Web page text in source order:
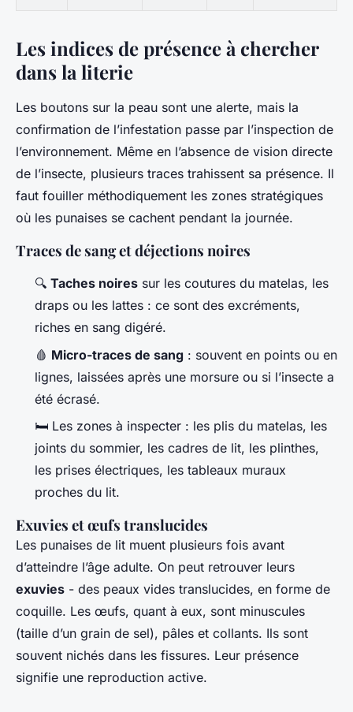
Les indices de présence à chercher
dans la literie
Les boutons sur la peau sont une alerte, mais la
confirmation de l’infestation passe par l’inspection de
l’environnement. Même en l’absence de vision directe
de l’insecte, plusieurs traces trahissent sa présence. Il
faut fouiller méthodiquement les zones stratégiques
où les punaises se cachent pendant la journée.
Traces de sang et déjections noires
🔍 Taches noires sur les coutures du matelas, les
draps ou les lattes : ce sont des excréments,
riches en sang digéré.
🩸 Micro-traces de sang : souvent en points ou en
lignes, laissées après une morsure ou si l’insecte a
été écrasé.
🛏️ Les zones à inspecter : les plis du matelas, les
joints du sommier, les cadres de lit, les plinthes,
les prises électriques, les tableaux muraux
proches du lit.
Exuvies et œufs translucides
Les punaises de lit muent plusieurs fois avant
d’atteindre l’âge adulte. On peut retrouver leurs
exuvies - des peaux vides translucides, en forme de
coquille. Les œufs, quant à eux, sont minuscules
(taille d’un grain de sel), pâles et collants. Ils sont
souvent nichés dans les fissures. Leur présence
signifie une reproduction active.